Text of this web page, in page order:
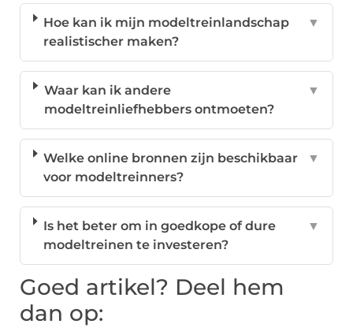
Hoe kan ik mijn modeltreinlandschap
realistischer maken?
▼
Waar kan ik andere
modeltreinliefhebbers ontmoeten?
▼
Welke online bronnen zijn beschikbaar
voor modeltreinners?
▼
Is het beter om in goedkope of dure
modeltreinen te investeren?
▼
Goed artikel? Deel hem
dan op: